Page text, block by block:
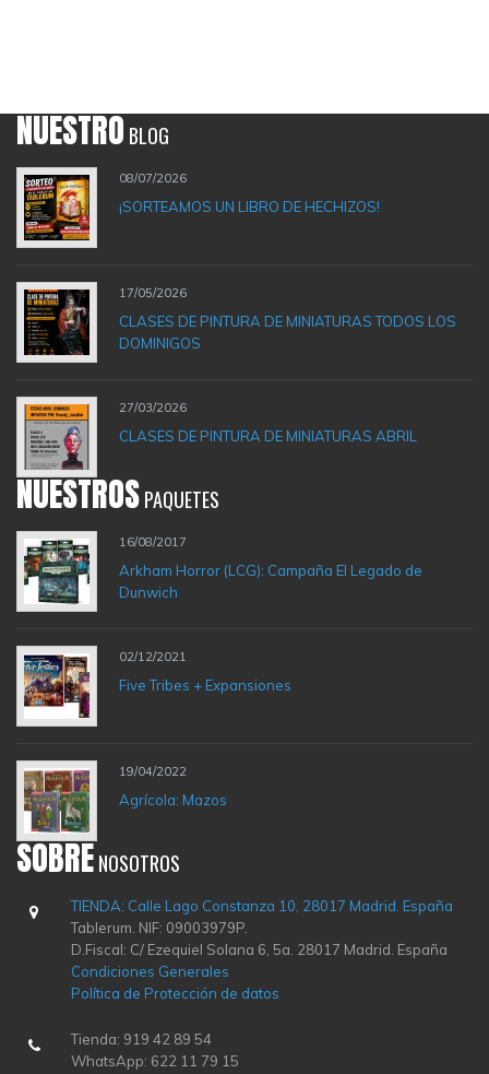
NUESTROBLOG
08/07/2026
¡SORTEAMOS UN LIBRO DE HECHIZOS!
17/05/2026
CLASES DE PINTURA DE MINIATURAS TODOS LOS
DOMINIGOS
27/03/2026
CLASES DE PINTURA DE MINIATURAS ABRIL
NUESTROSPAQUETES
16/08/2017
Arkham Horror (LCG): Campaña El Legado de
Dunwich
02/12/2021
Five Tribes + Expansiones
19/04/2022
Agrícola: Mazos
SOBRENOSOTROS
TIENDA: Calle Lago Constanza 10, 28017 Madrid. España
Tablerum. NIF: 09003979P.
D.Fiscal: C/ Ezequiel Solana 6, 5a. 28017 Madrid. España
Condiciones Generales
Política de Protección de datos
Tienda: 919 42 89 54
WhatsApp: 622 11 79 15